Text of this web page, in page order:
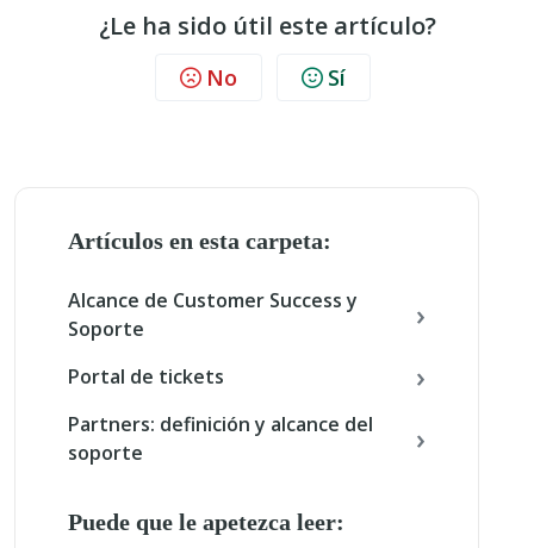
¿Le ha sido útil este artículo?
No Sí
Artículos en esta carpeta:
Alcance de Customer Success y
Soporte
Portal de tickets
Partners: definición y alcance del
soporte
Puede que le apetezca leer: